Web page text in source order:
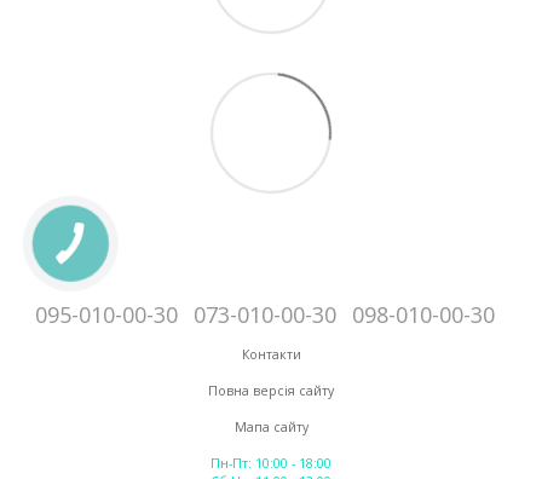
095-010-00-30 073-010-00-30 098-010-00-30
Контакти
Повна версія сайту
Мапа сайту
Пн-Пт: 10:00 - 18:00